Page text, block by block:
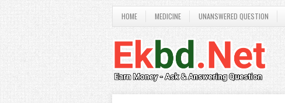
HOME MEDICINE UNANSWERED QUESTION